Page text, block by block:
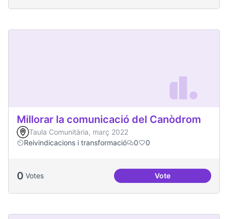
Millorar la comunicació del Canòdrom
Taula Comunitària, març 2022
Reivindicacions i transformació
0 0
0 Votes VoteMillorar la